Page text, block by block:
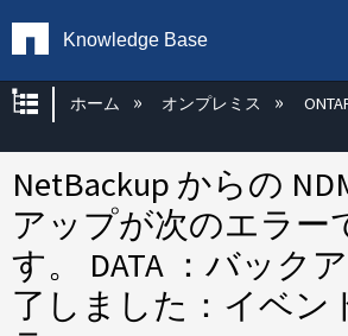
Knowledge Base
グローバル階層を展開/
ホーム オンプレミス
NetBackup からの
アップが次のエラー
す。 DATA ：バック
了しました：イベン